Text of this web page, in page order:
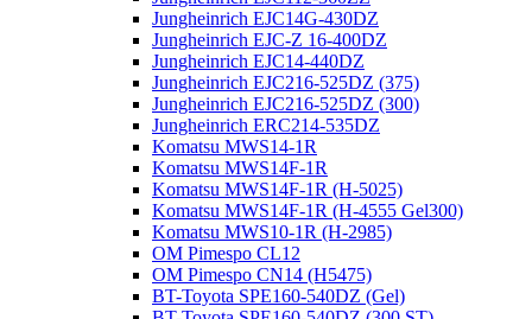
Jungheinrich EJC14G-430DZ
Jungheinrich EJC-Z 16-400DZ
Jungheinrich EJC14-440DZ
Jungheinrich EJC216-525DZ (375)
Jungheinrich EJC216-525DZ (300)
Jungheinrich ERC214-535DZ
Komatsu MWS14-1R
Komatsu MWS14F-1R
Komatsu MWS14F-1R (H-5025)
Komatsu MWS14F-1R (H-4555 Gel300)
Komatsu MWS10-1R (Н-2985)
OM Pimespo CL12
OM Pimespo CN14 (Н5475)
BT-Toyota SPE160-540DZ (Gel)